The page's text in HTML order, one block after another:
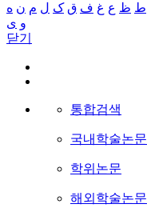
ط ظ ع غ ف ق ک ل م ن ه
و ی
닫기
통합검색
국내학술논문
학위논문
해외학술논문